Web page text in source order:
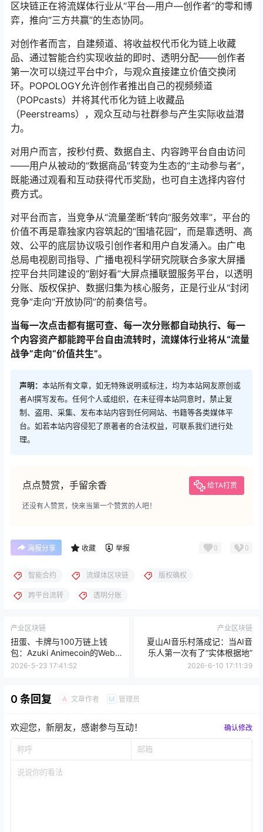
区块链正在将流媒体行业从“平台—用户—创作者”的零和博
弈，推向“三方共赢”的生态协同。
对创作者而言，自建频道、将收益权代币化为链上收藏
品、通过智能合约实现收益的即时、透明分配——创作者
第一次可以绕过平台中介，与观众直接建立价值交换闭
环。POPOLOGY允许创作者推出自己的视频频道
（POPcasts）并将其代币化为链上收藏品
（Peerstreams），观众互动与社群参与产生实际收益潜
力。
对用户而言，按秒付费、数据自主、内容跨平台自由访问
——用户从被动的“数据商品”转变为生态的“主动参与者”，
既能通过观看和互动获得代币奖励，也可自主选择内容付
费方式。
对平台而言，当竞争从“流量垄断”转向“服务效率”，平台的
价值不再是靠独家内容筑起的“围墙花园”，而是靠透明、高
效、公平的底层协议吸引创作者和用户自发涌入。由广电
总局电视剧司指导、广播电视科学研究院联合多家大屏播
控平台共同建设的“剧好看”大屏点播联盟服务平台，以透明
分账、版权保护、数据归集为核心服务，正是行业从“封闭
竞争”走向“开放协同”的前奏信号。
当每一次点击都有据可查、每一次分账都自动执行、每一
个内容资产都能跨平台自由流转时，流媒体行业将从“流量
战争”走向“价值共生”。
声明： 本站所有文章，如无特殊说明或标注，均为本站网友原创或
者AI撰写发布。任何个人或组织，在未征得本站同意时，禁止复
制、盗用、采集、发布本站内容到任何网站、书籍等各类媒体平
台。如若本站内容侵犯了原著者的合法权益，可联系我们进行处
理。
点点赞赏，手留余香 给TA打赏
还没有人赞赏，快来当第一个赞赏的人吧！
海报分享 收藏 举报 0 0
智能合约 流媒体区块链 版权确权
跨平台流转 透明分账
产业区块链
扭蛋、卡牌与100万链上钱
包：Azuki Animecoin的Web3
娱乐“扭蛋范式”
2026-5-23 17:41:52
产业区块链
夏山AI音乐村落成记：当AI音
乐人第一次有了“实体根据地”
2026-6-10 17:11:39
0 条回复 A 文章作者 M 管理员
欢迎您，新朋友，感谢参与互动！ 确认修改